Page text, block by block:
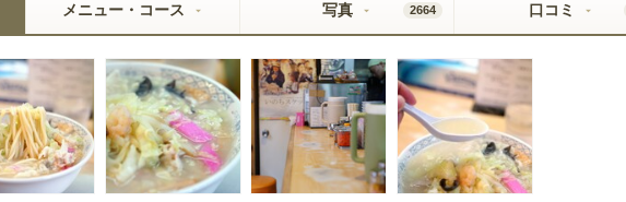
メニュー・コース 写真 2664 口コミ